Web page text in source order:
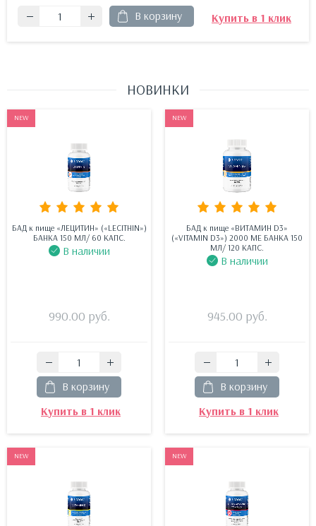
В корзину Купить в 1 клик
НОВИНКИ
NEW
БАД к пище «ЛЕЦИТИН» («LECITHIN»)
БАНКА 150 МЛ/ 60 КАПС.
В наличии
990.00 руб.
В корзину
Купить в 1 клик
NEW
БАД к пище «ВИТАМИН D3»
(«VITAMIN D3») 2000 МЕ БАНКА 150
МЛ/ 120 КАПС.
В наличии
945.00 руб.
В корзину
Купить в 1 клик
NEW NEW